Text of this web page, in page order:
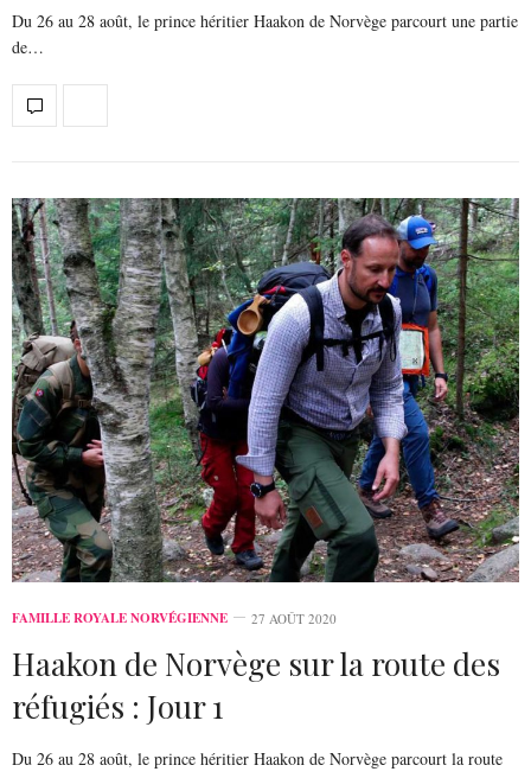
Du 26 au 28 août, le prince héritier Haakon de Norvège parcourt une partie
de…
FAMILLE ROYALE NORVÉGIENNE 27 AOÛT 2020
Haakon de Norvège sur la route des
réfugiés : Jour 1
Du 26 au 28 août, le prince héritier Haakon de Norvège parcourt la route